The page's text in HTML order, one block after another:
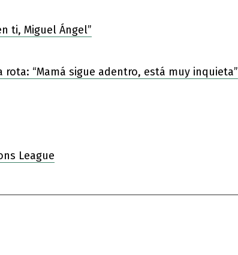
ti, Miguel Ángel”
“Mamá sigue adentro, está muy inquieta”
League